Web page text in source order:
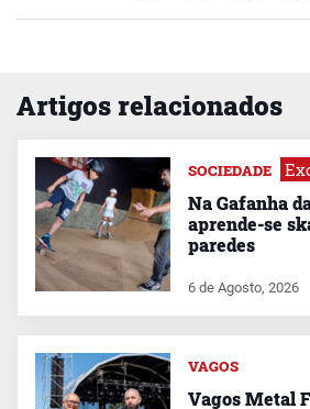
Artigos relacionados
SOCIEDADE
Na Gafanha
aprende-se
paredes
6 de Agosto, 2026
VAGOS
Vagos Metal